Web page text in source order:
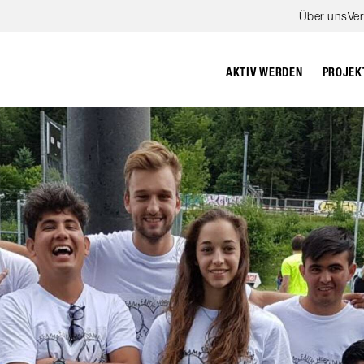
Zum Hauptinhalt springenÜber uns
AKTIV WERDEN